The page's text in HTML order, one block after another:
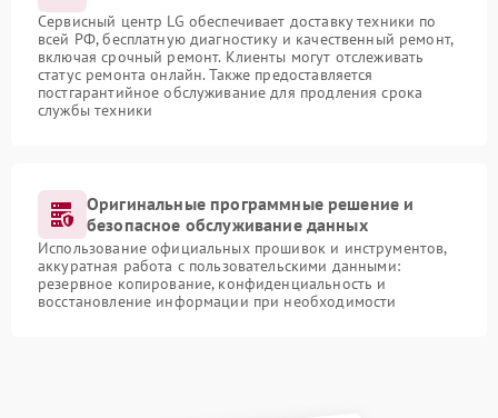
Сервисный центр LG обеспечивает доставку техники по
всей РФ, бесплатную диагностику и качественный ремонт,
включая срочный ремонт. Клиенты могут отслеживать
статус ремонта онлайн. Также предоставляется
постгарантийное обслуживание для продления срока
службы техники
Оригинальные программные решение и
безопасное обслуживание данных
Использование официальных прошивок и инструментов,
аккуратная работа с пользовательскими данными:
резервное копирование, конфиденциальность и
восстановление информации при необходимости